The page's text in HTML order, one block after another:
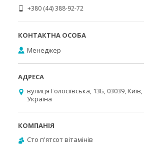
+380 (44) 388-92-72
Менеджер
вулиця Голосіївська, 13Б, 03039, Київ,
Україна
Cто п'ятсот вітамінів